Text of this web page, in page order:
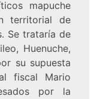
mapuche
territorial de
Se trataría de
Huenuche,
su supuesta
fiscal Mario
por la